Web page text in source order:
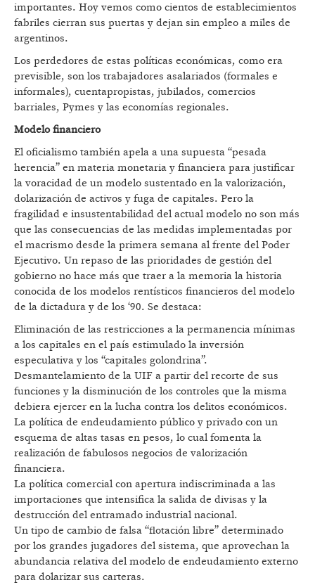
importantes. Hoy vemos como cientos de establecimientos
fabriles cierran sus puertas y dejan sin empleo a miles de
argentinos.
Los perdedores de estas políticas económicas, como era
previsible, son los trabajadores asalariados (formales e
informales), cuentapropistas, jubilados, comercios
barriales, Pymes y las economías regionales.
Modelo financiero
El oficialismo también apela a una supuesta “pesada
herencia” en materia monetaria y financiera para justificar
la voracidad de un modelo sustentado en la valorización,
dolarización de activos y fuga de capitales. Pero la
fragilidad e insustentabilidad del actual modelo no son más
que las consecuencias de las medidas implementadas por
el macrismo desde la primera semana al frente del Poder
Ejecutivo. Un repaso de las prioridades de gestión del
gobierno no hace más que traer a la memoria la historia
conocida de los modelos rentísticos financieros del modelo
de la dictadura y de los ‘90. Se destaca:
Eliminación de las restricciones a la permanencia mínimas
a los capitales en el país estimulado la inversión
especulativa y los “capitales golondrina”.
Desmantelamiento de la UIF a partir del recorte de sus
funciones y la disminución de los controles que la misma
debiera ejercer en la lucha contra los delitos económicos.
La política de endeudamiento público y privado con un
esquema de altas tasas en pesos, lo cual fomenta la
realización de fabulosos negocios de valorización
financiera.
La política comercial con apertura indiscriminada a las
importaciones que intensifica la salida de divisas y la
destrucción del entramado industrial nacional.
Un tipo de cambio de falsa “flotación libre” determinado
por los grandes jugadores del sistema, que aprovechan la
abundancia relativa del modelo de endeudamiento externo
para dolarizar sus carteras.